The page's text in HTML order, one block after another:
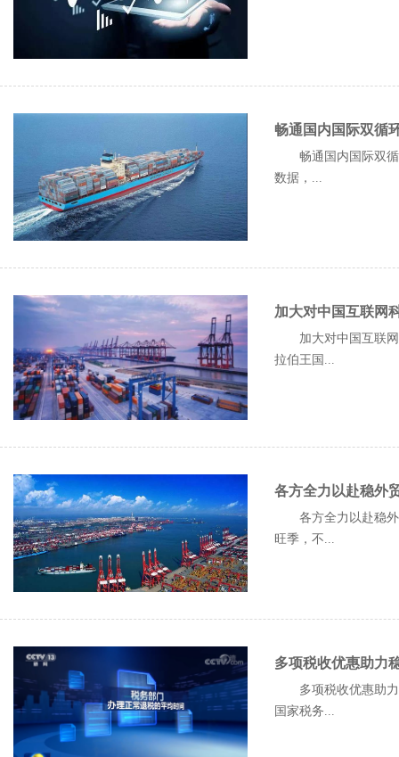
畅通国内国际双循
畅通国内国际双
数据，...
加大对中国互联网
加大对中国互联
拉伯王国...
各方全力以赴稳外
各方全力以赴稳
旺季，不...
多项税收优惠助力
多项税收优惠助
国家税务...